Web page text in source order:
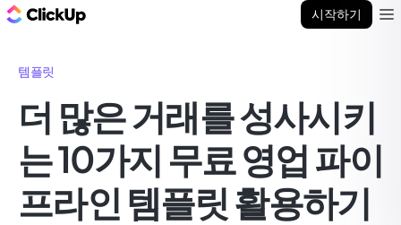
시작하기
템플릿
더 많은 거래를 성사시키
는 10가지 무료 영업 파이
프라인 템플릿 활용하기